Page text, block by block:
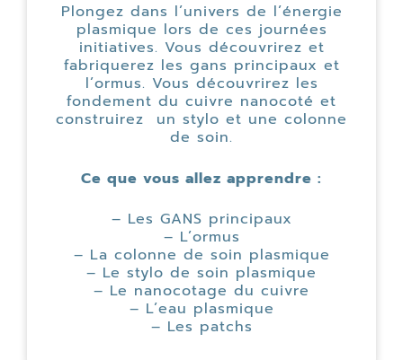
Plongez dans l’univers de l’énergie
plasmique lors de ces journées
initiatives. Vous découvrirez et
fabriquerez les gans principaux et
l’ormus. Vous découvrirez les
fondement du cuivre nanocoté et
construirez un stylo et une colonne
de soin.
Ce que vous allez apprendre :
– Les GANS principaux
– L’ormus
– La colonne de soin plasmique
– Le stylo de soin plasmique
– Le nanocotage du cuivre
– L’eau plasmique
– Les patchs